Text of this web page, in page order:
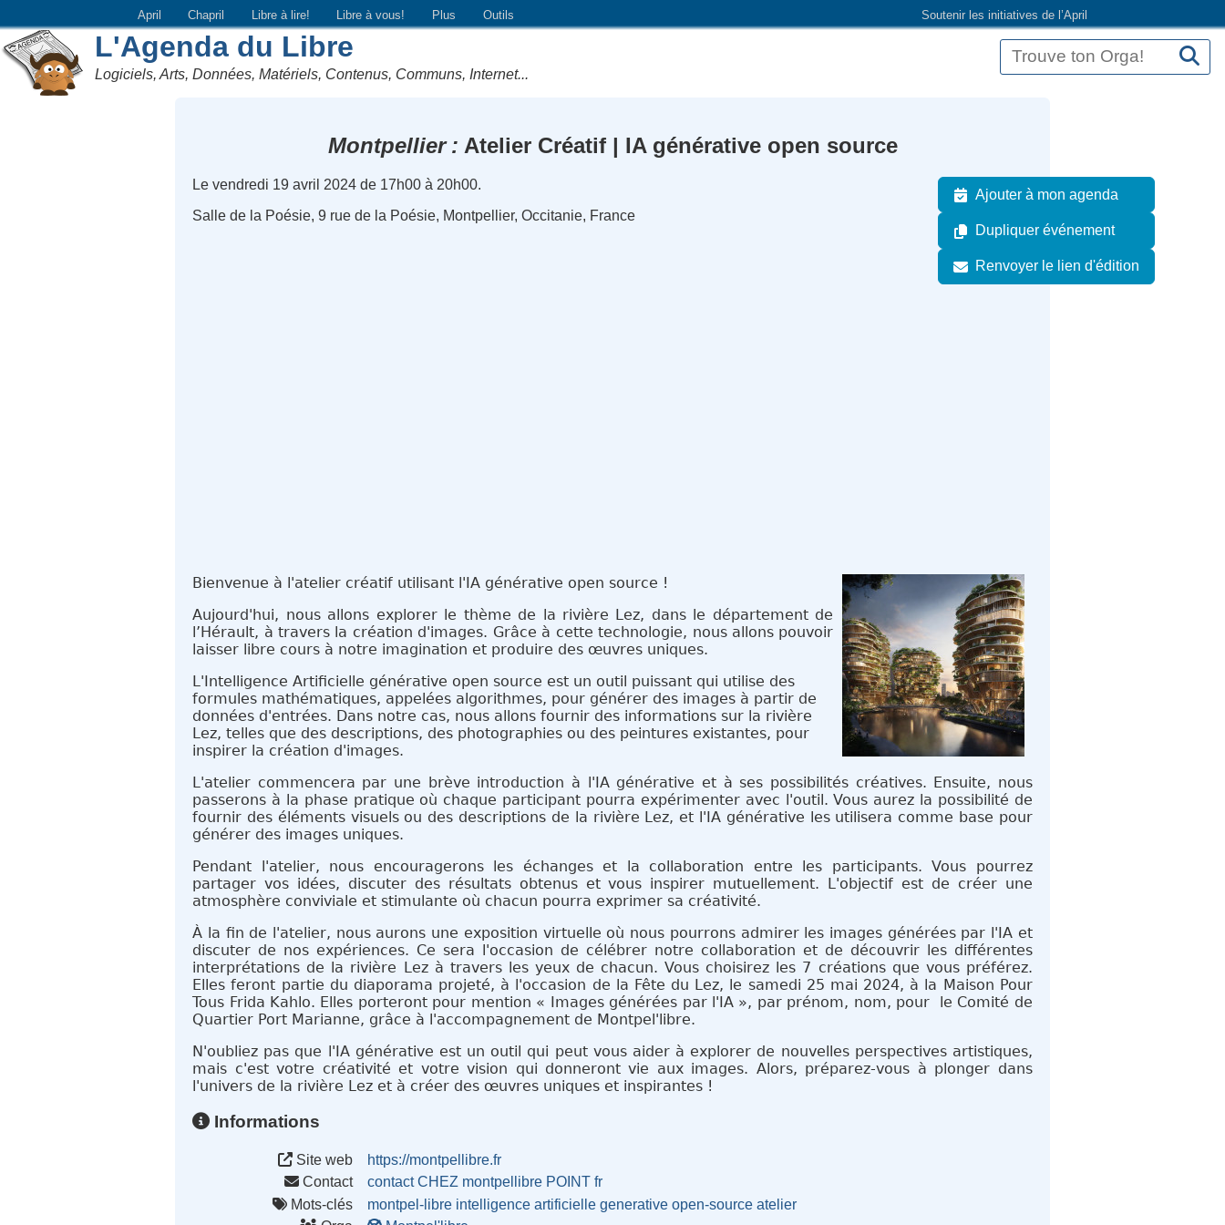
Soutenir les initiatives de l’April
April Chapril Libre à lire! Libre à vous! Plus Outils
L'Agenda du Libre
Logiciels, Arts, Données, Matériels, Contenus, Communs, Internet...
Montpellier Atelier Créatif | IA générative open source
Ajouter à mon agenda
Dupliquer événement
Renvoyer le lien d'édition
Le vendredi 19 avril 2024 de 17h00 à 20h00.
Salle de la Poésie, 9 rue de la Poésie, Montpellier, Occitanie, France
Bienvenue à l'atelier créatif utilisant l'IA générative open source !
Aujourd'hui, nous allons explorer le thème de la rivière Lez, dans le département de
l’Hérault, à travers la création d'images. Grâce à cette technologie, nous allons pouvoir
laisser libre cours à notre imagination et produire des œuvres uniques.
L'Intelligence Artificielle générative open source est un outil puissant qui utilise des
formules mathématiques, appelées algorithmes, pour générer des images à partir de
données d'entrées. Dans notre cas, nous allons fournir des informations sur la rivière
Lez, telles que des descriptions, des photographies ou des peintures existantes, pour
inspirer la création d'images.
L'atelier commencera par une brève introduction à l'IA générative et à ses possibilités créatives. Ensuite, nous
passerons à la phase pratique où chaque participant pourra expérimenter avec l'outil. Vous aurez la possibilité de
fournir des éléments visuels ou des descriptions de la rivière Lez, et l'IA générative les utilisera comme base pour
générer des images uniques.
Pendant l'atelier, nous encouragerons les échanges et la collaboration entre les participants. Vous pourrez
partager vos idées, discuter des résultats obtenus et vous inspirer mutuellement. L'objectif est de créer une
atmosphère conviviale et stimulante où chacun pourra exprimer sa créativité.
À la fin de l'atelier, nous aurons une exposition virtuelle où nous pourrons admirer les images générées par l'IA et
discuter de nos expériences. Ce sera l'occasion de célébrer notre collaboration et de découvrir les différentes
interprétations de la rivière Lez à travers les yeux de chacun. Vous choisirez les 7 créations que vous préférez.
Elles feront partie du diaporama projeté, à l'occasion de la Fête du Lez, le samedi 25 mai 2024, à la Maison Pour
Tous Frida Kahlo. Elles porteront pour mention « Images générées par l'IA », par prénom, nom, pour le Comité de
Quartier Port Marianne, grâce à l'accompagnement de Montpel'libre.
N'oubliez pas que l'IA générative est un outil qui peut vous aider à explorer de nouvelles perspectives artistiques,
mais c'est votre créativité et votre vision qui donneront vie aux images. Alors, préparez-vous à plonger dans
l'univers de la rivière Lez et à créer des œuvres uniques et inspirantes !
Informations
Site web
https://montpellibre.fr
Contact
contact CHEZ montpellibre POINT fr
Mots-clés
montpel-libre intelligence artificielle generative open-source atelier